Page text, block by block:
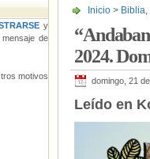
Inicio > Biblia,
2024.
domingo, 21
Leído en
y
de
motivos